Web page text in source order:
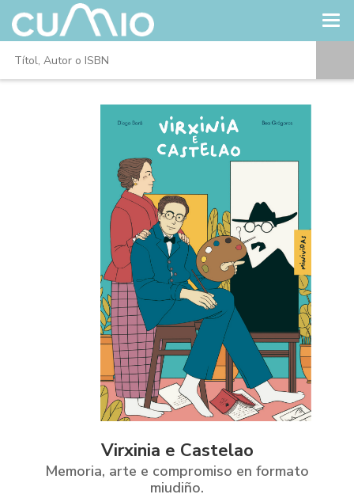
Virxinia e Castelao
Memoria, arte e compromiso en formato
miudiño.